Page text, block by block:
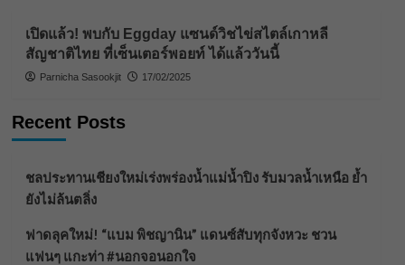
เปิดแล้ว! พบกับ Eggday แซนด์วิชไข่สไตล์เกาหลี
สัญชาติไทย ที่เซ็นเตอร์พอยท์ ได้แล้ววันนี้
Parnicha Sasookjit 17/02/2025
Recent Posts
ชลประทานเชียงใหม่เร่งพร่องน้ำแม่น้ำปิง รับมวลน้ำเหนือ ย้ำ
ยังไม่ล้นตลิ่ง
ฟาดลุคใหม่! “แบม พิชญานิน” แดนซ์สับทุกจังหวะ ชวน
แฟนๆ แกะท่า #นอกจอนอกใจ